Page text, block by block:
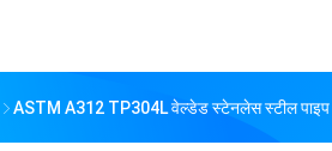
ASTM A312 TP304L वेल्डेड स्टेनलेस स्टील पाइप